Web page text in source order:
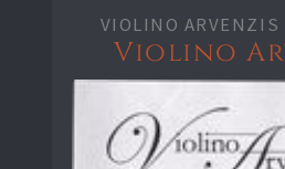
VIOLINO ARVENZIS
Violino